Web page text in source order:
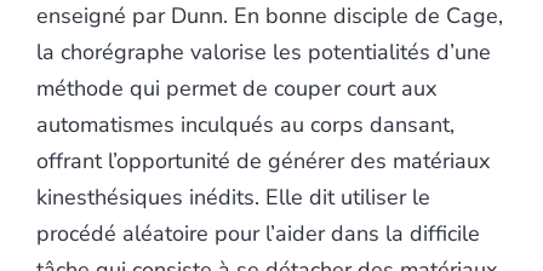
enseigné par Dunn. En bonne disciple de Cage,
la chorégraphe valorise les potentialités d’une
méthode qui permet de couper court aux
automatismes inculqués au corps dansant,
offrant l’opportunité de générer des matériaux
kinesthésiques inédits. Elle dit utiliser le
procédé aléatoire pour l’aider dans la difficile